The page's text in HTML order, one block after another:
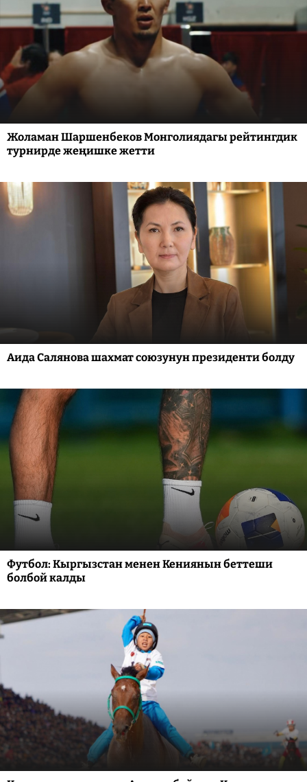
Жоламан Шаршенбеков Монголиядагы рейтингдик
турнирде жеңишке жетти
Аида Салянова шахмат союзунун президенти болду
Футбол: Кыргызстан менен Кениянын беттеши
болбой калды